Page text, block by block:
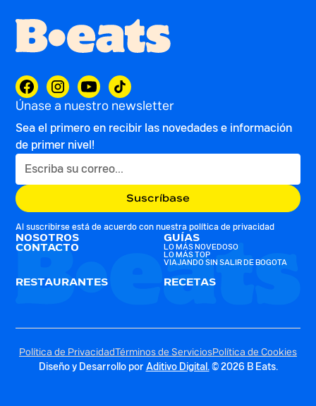
Únase a nuestro newsletter
Sea el primero en recibir las novedades e información
de primer nivel!
Al suscribirse está de acuerdo con nuestrapolítica de privacidad
NOSOTROS
CONTACTO
RESTAURANTES
GUÍAS
LO MÁS NOVEDOSO
LO MÁS TOP
VIAJANDO SIN SALIR DE BOGOTA
RECETAS
Política de PrivacidadTérminos de ServiciosPolítica de Cookies
Diseño y Desarrollo por Aditivo Digital.© 2026 B Eats.